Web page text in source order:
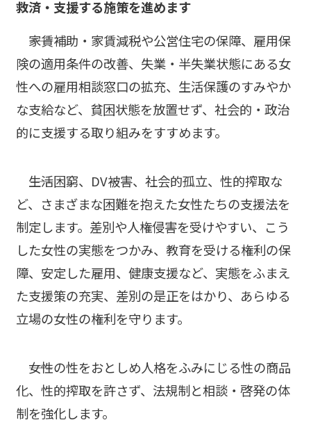
救済・支援する施策を進めます
――家賃補助・家賃減税や公営住宅の保障、雇用保
険の適用条件の改善、失業・半失業状態にある女
性への雇用相談窓口の拡充、生活保護のすみやか
な支給など、貧困状態を放置せず、社会的・政治
的に支援する取り組みをすすめます。
――生活困窮、DV被害、社会的孤立、性的搾取な
ど、さまざまな困難を抱えた女性たちの支援法を
制定します。差別や人権侵害を受けやすい、こう
した女性の実態をつかみ、教育を受ける権利の保
障、安定した雇用、健康支援など、実態をふまえ
た支援策の充実、差別の是正をはかり、あらゆる
立場の女性の権利を守ります。
――女性の性をおとしめ人格をふみにじる性の商品
化、性的搾取を許さず、法規制と相談・啓発の体
制を強化します。